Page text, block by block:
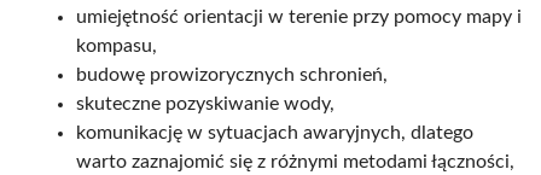
umiejętność orientacji w terenie przy pomocy mapy i
kompasu,
budowę prowizorycznych schronień,
skuteczne pozyskiwanie wody,
komunikację w sytuacjach awaryjnych, dlatego
warto zaznajomić się z różnymi metodami łączności,